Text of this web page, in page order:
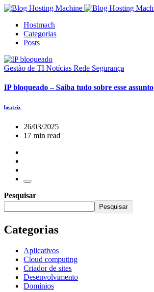
Hostmach
Categorias
Posts
Gestão de TI Notícias Rede Segurança
IP bloqueado – Saiba tudo sobre esse assunto
beatriz
26/03/2025
17 min read
Pesquisar
Pesquisar
Categorias
Aplicativos
Cloud computing
Criador de sites
Desenvolvimento
Domínios